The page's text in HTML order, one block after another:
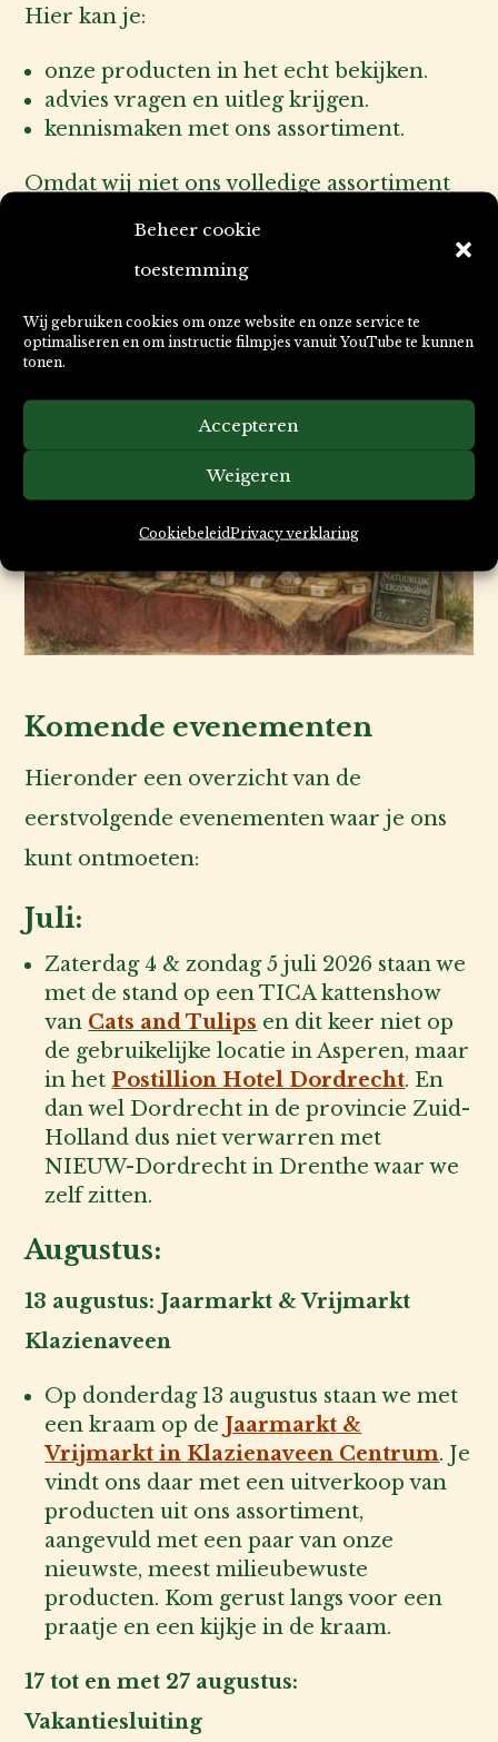
Beheer cookie
toestemming
Wij gebruiken cookies om onze website en onze service te
optimaliseren en om instructie filmpjes vanuit YouTube te kunnen
tonen.
Accepteren
Weigeren
CookiebeleidPrivacy verklaring
Hier kan je:
onze producten in het echt bekijken.
advies vragen en uitleg krijgen.
kennismaken met ons assortiment.
Omdat wij niet ons volledige assortiment
kunnen meenemen, kan je vooraf
informeren of we een specifiek product
Komende evenementen
Hieronder een overzicht van de
eerstvolgende evenementen waar je ons
kunt ontmoeten:
Juli:
Zaterdag 4 & zondag 5 juli 2026 staan we
met de stand op een TICA kattenshow
van Cats and Tulips en dit keer niet op
de gebruikelijke locatie in Asperen, maar
in het Postillion Hotel Dordrecht. En
dan wel Dordrecht in de provincie Zuid-
Holland dus niet verwarren met
NIEUW-Dordrecht in Drenthe waar we
zelf zitten.
Augustus:
13 augustus: Jaarmarkt & Vrijmarkt
Klazienaveen
Op donderdag 13 augustus staan we met
een kraam op de Jaarmarkt &
Vrijmarkt in Klazienaveen Centrum. Je
vindt ons daar met een uitverkoop van
producten uit ons assortiment,
aangevuld met een paar van onze
nieuwste, meest milieubewuste
producten. Kom gerust langs voor een
praatje en een kijkje in de kraam.
17 tot en met 27 augustus:
Vakantiesluiting